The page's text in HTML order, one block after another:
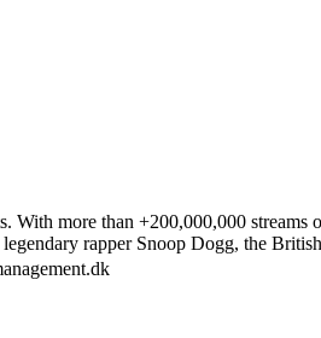
With more than +200,000,000 streams
rapper Snoop Dogg, the